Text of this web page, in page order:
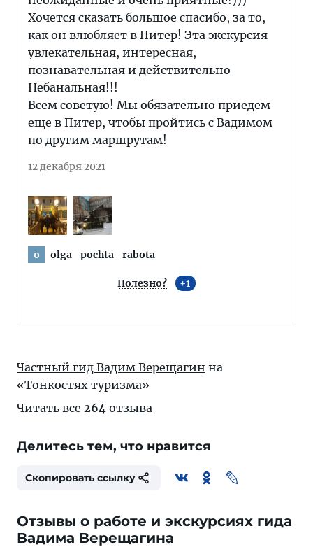
Хочется сказать большое спасибо, за то,
как он влюбляет в Питер! Эта экскурсия
увлекательная, интересная,
познавательная и действительно
Небанальная!!!
Всем советую! Мы обязательно приедем
еще в Питер, чтобы пройтись с Вадимом
по другим маршрутам!
12 декабря 2021
o olga_pochta_rabota
Полезно? 1
Частный гид Вадим Верещагин на
«Тонкостях туризма»
Читать все 264 отзыва
Делитесь тем, что нравится
Скопировать ссылку
Отзывы о работе и экскурсиях гида
Вадима Верещагина